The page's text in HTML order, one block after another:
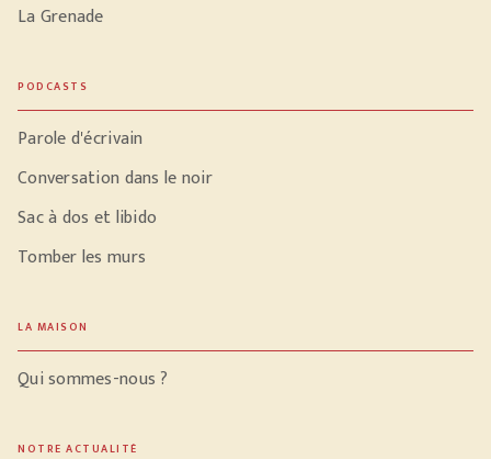
La Grenade
PODCASTS
Parole d'écrivain
Conversation dans le noir
Sac à dos et libido
Tomber les murs
LA MAISON
Qui sommes-nous ?
NOTRE ACTUALITÉ